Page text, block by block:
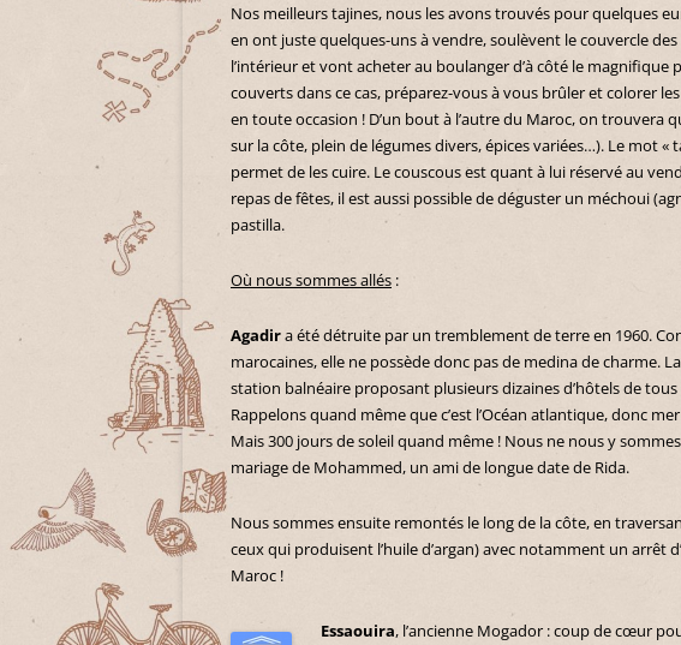
Nos meilleurs tajines, nous les avons trouvés pour quelques
en ont juste quelques-uns à vendre, soulèvent le couvercle
l’intérieur et vont acheter au boulanger d’à côté le magnifique
couverts dans ce cas, préparez-vous à vous brûler et colorer
en toute occasion ! D’un bout à l’autre du Maroc, on trouvera
sur la côte, plein de légumes divers, épices variées…). Le mot
permet de les cuire. Le couscous est quant à lui réservé au
repas de fêtes, il est aussi possible de déguster un méchoui
pastilla.
Où nous sommes allés :
Agadira été détruite par un tremblement de terre en 1960.
marocaines, elle ne possède donc pas de medina de charme.
station balnéaire proposant plusieurs dizaines d’hôtels de
Rappelons quand même que c’est l’Océan atlantique, donc
Mais 300 jours de soleil quand même ! Nous ne nous y
mariage de Mohammed, un ami de longue date de Rida.
Nous sommes ensuite remontés le long de la côte, en
ceux qui produisent l’huile d’argan) avec notamment un arrêt
Maroc !
Essaouira, l’ancienne Mogador : coup de cœur